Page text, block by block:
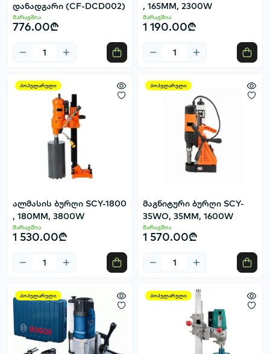
დანადგარი (CF-DCD002)
მარაგშია
776.00₾
, 165MM, 2300W
მარაგშია
1 190.00₾
პოპულარული
ალმასის ბურღი SCY-1800
, 180MM, 3800W
მარაგშია
1 530.00₾
პოპულარული
მაგნიტური ბურღი SCY-
35WO, 35MM, 1600W
მარაგშია
1 570.00₾
პოპულარული პოპულარული